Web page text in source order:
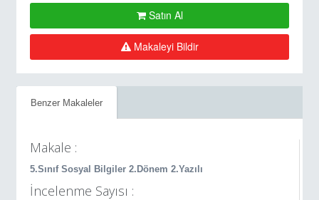
Satın Al
Makaleyi Bildir
Benzer Makaleler
Makale :
5.Sınıf Sosyal Bilgiler 2.Dönem 2.Yazılı
İncelenme Sayısı :